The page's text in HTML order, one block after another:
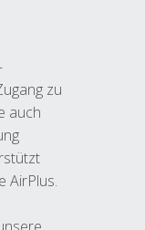
zu
auch
AirPlus.